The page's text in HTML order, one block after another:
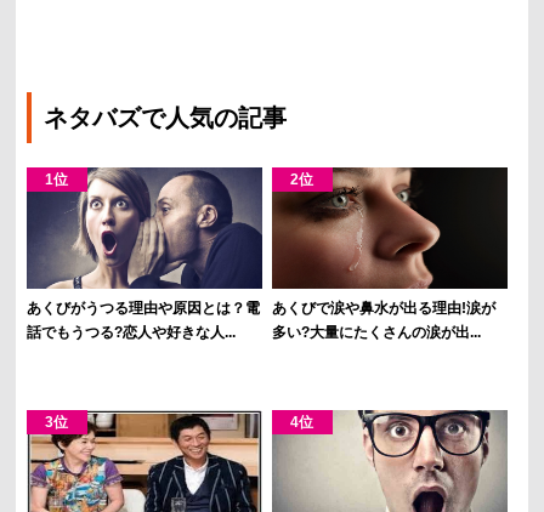
ネタバズで人気の記事
あくびがうつる理由や原因とは？電
話でもうつる?恋人や好きな人...
あくびで涙や鼻水が出る理由!涙が
多い?大量にたくさんの涙が出...